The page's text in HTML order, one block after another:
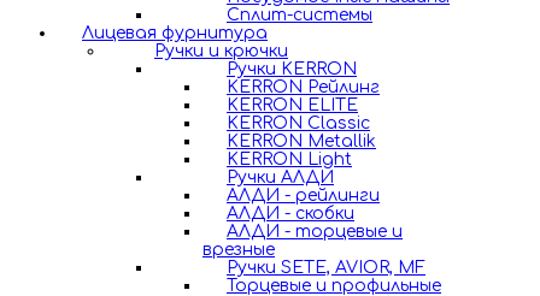
Сплит-системы
Лицевая фурнитура
Ручки и крючки
Ручки KERRON
KERRON Рейлинг
KERRON ELITE
KERRON Classic
KERRON Metallik
KERRON Light
Ручки АЛДИ
АЛДИ - рейлинги
АЛДИ - скобки
АЛДИ - торцевые и
врезные
Ручки SETE, AVIOR, MF
Торцевые и профильные